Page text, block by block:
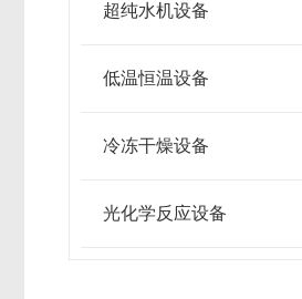
超纯水机设备
低温恒温设备
冷冻干燥设备
光化学反应设备